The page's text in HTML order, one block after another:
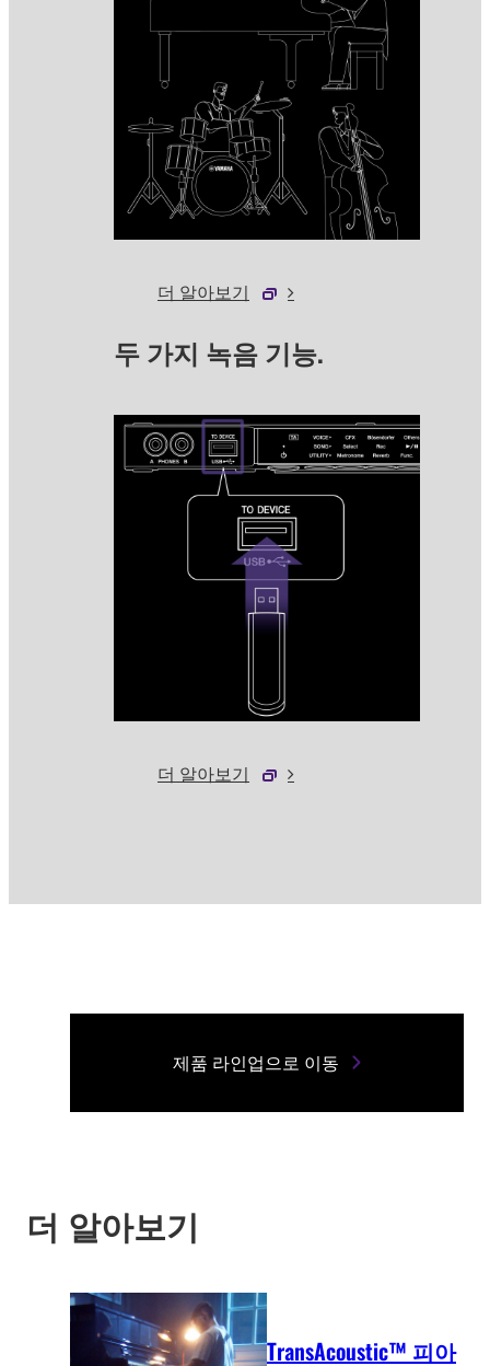
더 알아보기
두 가지 녹음 기능.
더 알아보기
제품 라인업으로 이동
더 알아보기
TransAcoustic™ 피아